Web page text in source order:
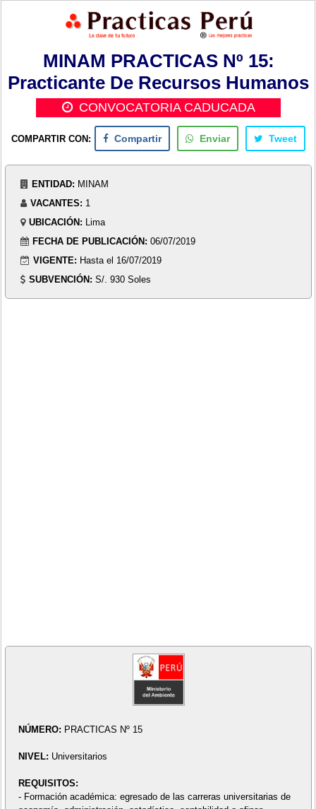
MINAM PRACTICAS Nº 15:
Practicante De Recursos Humanos
CONVOCATORIA CADUCADA
COMPARTIR CON: Compartir Enviar Tweet
ENTIDAD: MINAM
VACANTES: 1
UBICACIÓN:
Lima
FECHA DE PUBLICACIÓN: 06/07/2019
VIGENTE: Hasta el 16/07/2019
SUBVENCIÓN: S/. 930 Soles
NÚMERO: PRACTICAS Nº 15
NIVEL: Universitarios
REQUISITOS:
- Formación académica: egresado de las carreras universitarias de